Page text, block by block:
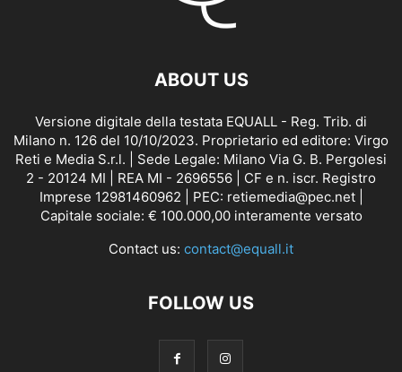
ABOUT US
Versione digitale della testata EQUALL - Reg. Trib. di
Milano n. 126 del 10/10/2023. Proprietario ed editore: Virgo
Reti e Media S.r.l. | Sede Legale: Milano Via G. B. Pergolesi
2 - 20124 MI | REA MI - 2696556 | CF e n. iscr. Registro
Imprese 12981460962 | PEC: retiemedia@pec.net |
Capitale sociale: € 100.000,00 interamente versato
Contact us: contact@equall.it
FOLLOW US